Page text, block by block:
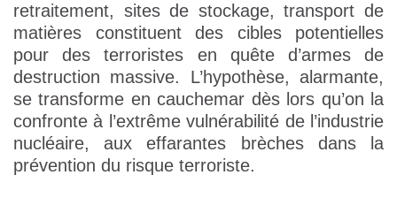
retraitement, sites de stockage, transport de
matières constituent des cibles potentielles
pour des terroristes en quête d’armes de
destruction massive. L’hypothèse, alarmante,
se transforme en cauchemar dès lors qu’on la
confronte à l’extrême vulnérabilité de l’industrie
nucléaire, aux effarantes brèches dans la
prévention du risque terroriste.